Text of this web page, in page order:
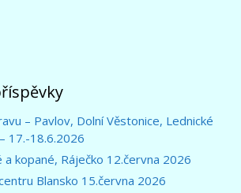
– Pavlov, Dolní Věstonice, Lednické
17.-18.6.2026
a kopané, Ráječko 12.června 2026
Blansko 15.června 2026